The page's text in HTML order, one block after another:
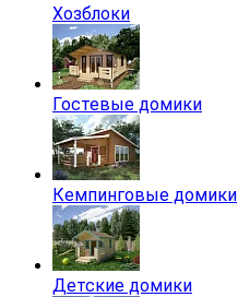
Хозблоки
Гостевые домики
Кемпинговые домики
Детские домики